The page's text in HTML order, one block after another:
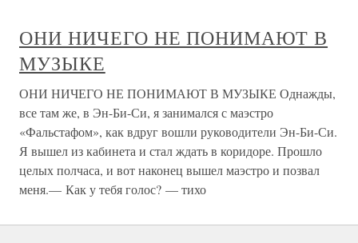
ОНИ НИЧЕГО НЕ ПОНИМАЮТ В
МУЗЫКЕ
ОНИ НИЧЕГО НЕ ПОНИМАЮТ В МУЗЫКЕ Однажды,
все там же, в Эн-Би-Си, я занимался с маэстро
«Фальстафом», как вдруг вошли руководители Эн-Би-Си.
Я вышел из кабинета и стал ждать в коридоре. Прошло
целых полчаса, и вот наконец вышел маэстро и позвал
меня.— Как у тебя голос? — тихо